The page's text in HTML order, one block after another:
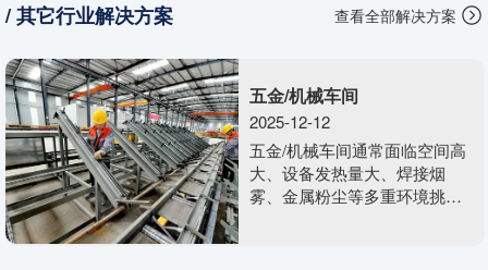
/ 其它行业解决方案 查看全部解决方案
五金/机械车间
2025-12-12
五金/机械车间通常面临空间高
大、设备发热量大、焊接烟
雾、金属粉尘等多重环境挑